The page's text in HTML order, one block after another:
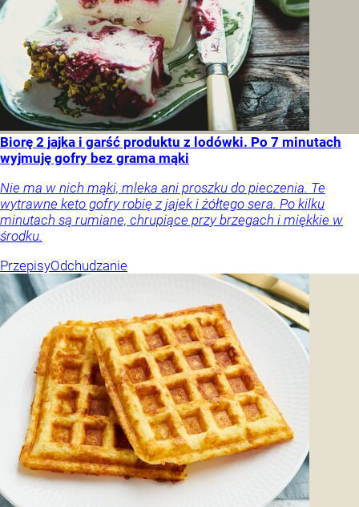
Biorę 2 jajka i garść produktu z lodówki. Po 7 minutach
wyjmuję gofry bez grama mąki
Nie ma w nich mąki, mleka ani proszku do pieczenia. Te
wytrawne keto gofry robię z jajek i żółtego sera. Po kilku
minutach są rumiane, chrupiące przy brzegach i miękkie w
środku.
PrzepisyOdchudzanie